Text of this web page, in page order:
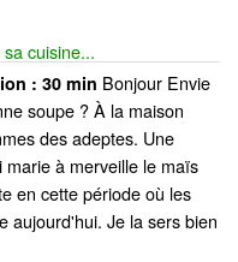
cuisine...
: 30 min Bonjour Envie
soupe ? À la maison
des adeptes. Une
marie à merveille le maïs
en cette période où les
aujourd'hui. Je la sers bien